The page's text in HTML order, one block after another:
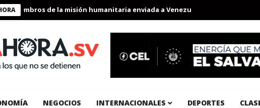
de la misión humanitaria enviada a Venezuela Aeropuerto
NEGOCIOS INTERNACIONALES DEPORTES